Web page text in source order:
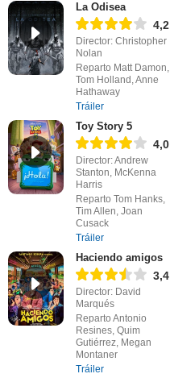
La Odisea
4,2
Director: Christopher
Nolan
Reparto Matt Damon,
Tom Holland, Anne
Hathaway
Tráiler
Toy Story 5
4,0
Director: Andrew
Stanton, McKenna
Harris
Reparto Tom Hanks,
Tim Allen, Joan
Cusack
Tráiler
Haciendo amigos
3,4
Director: David
Marqués
Reparto Antonio
Resines, Quim
Gutiérrez, Megan
Montaner
Tráiler